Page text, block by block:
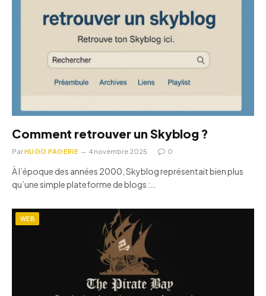
Comment retrouver un Skyblog ?
ParHUGO PAGERIE 4 novembre 2025 0
À l’époque des années 2000, Skyblog représentait bien plus
qu’une simple plateforme de blogs :…
WEB